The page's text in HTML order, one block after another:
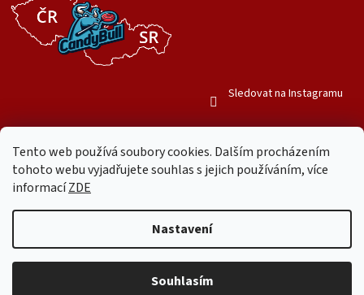
Tento web používá soubory cookies. Dalším procházením
tohoto webu vyjadřujete souhlas s jejich používáním, více
informacíZDE
Nastavení
Souhlasím
Sledovat na Instagramu
Copyright 2026Mr. Candy Bull. Všechna práva vyhrazena.Upravit
nastavení cookies